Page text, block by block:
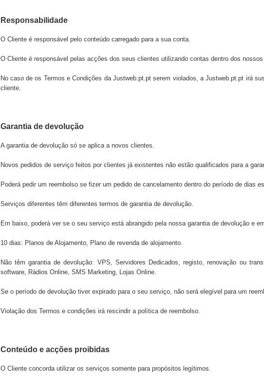
Responsabilidade
O Cliente é responsável pelo conteúdo carregado para a sua conta.
O Cliente é responsável pelas acções dos seus clientes utilizando contas dentro dos nossos
No caso de os Termos e Condições da Justweb.pt.ptserem violados, aJustweb.pt.pt irá
cliente.
Garantia de devolução
A garantia de devolução só se aplica a novos clientes.
Novos pedidos de serviço feitos por clientes já existentes não estão qualificados para a
Poderá pedir um reembolso se fizer um pedido de cancelamento dentro do período de dias
Serviços diferentes têm diferentes termos de garantia de devolução.
Em baixo, poderá ver se o seu serviço está abrangido pela nossa garantia de devolução e
10 dias: Planos de Alojamento, Plano de revenda de alojamento.
Não têm garantia de devolução: VPS, Servidores Dedicados, registo, renovação ou
software, Rádios Online, SMS Marketing, Lojas Online.
Se o período de devolução tiver expirado para o seu serviço, não será elegível para um
Violação dos Termos e condições irá rescindir a política de reembolso.
Conteúdo e acções proibidas
O Cliente concorda utilizar os serviços somente para propósitos legítimos.